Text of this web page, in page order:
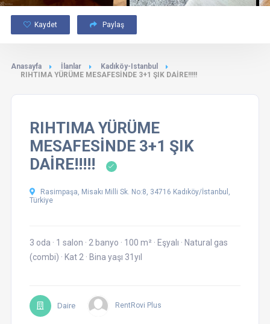
Kaydet Paylaş
Anasayfa İlanlar
Kadıköy-Istanbul
RIHTIMA YÜRÜME MESAFESİNDE 3+1 ŞIK DAİRE!!!!!
RIHTIMA YÜRÜME
MESAFESİNDE 3+1 ŞIK
DAİRE!!!!!
Rasimpaşa, Misakı Milli Sk. No:8, 34716 Kadıköy/İstanbul,
Türkiye
3 oda · 1 salon · 2 banyo · 100 m² · Eşyalı · Natural gas
(combi) · Kat 2 · Bina yaşı 31yıl
Daire RentRovi Plus